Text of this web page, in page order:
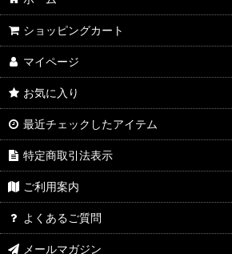
ショッピングカート
マイページ
お気に入り
最近チェックしたアイテム
特定商取引法表示
ご利用案内
よくあるご質問
メールマガジン